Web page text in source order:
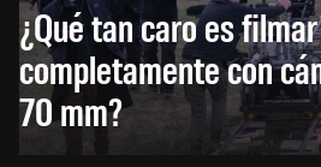
¿Qué tan caro es
completamente con
70 mm?